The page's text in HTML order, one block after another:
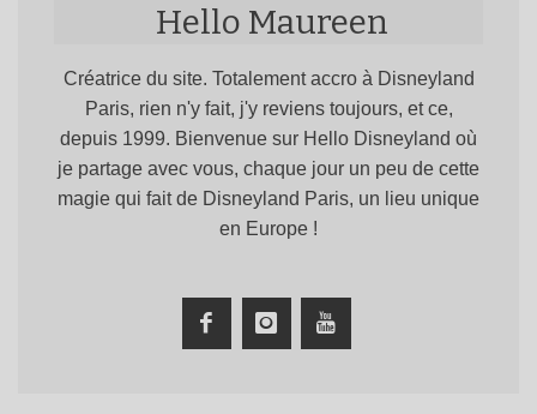
Hello Maureen
Créatrice du site. Totalement accro à Disneyland
Paris, rien n'y fait, j'y reviens toujours, et ce,
depuis 1999. Bienvenue sur Hello Disneyland où
je partage avec vous, chaque jour un peu de cette
magie qui fait de Disneyland Paris, un lieu unique
en Europe !